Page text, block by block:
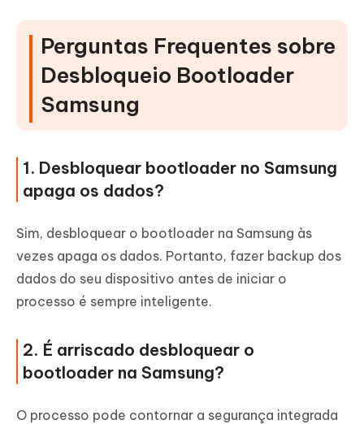
Perguntas Frequentes sobre
Desbloqueio Bootloader
Samsung
1. Desbloquear bootloader no Samsung
apaga os dados?
Sim, desbloquear o bootloader na Samsung às
vezes apaga os dados. Portanto, fazer backup dos
dados do seu dispositivo antes de iniciar o
processo é sempre inteligente.
2. É arriscado desbloquear o
bootloader na Samsung?
O processo pode contornar a segurança integrada